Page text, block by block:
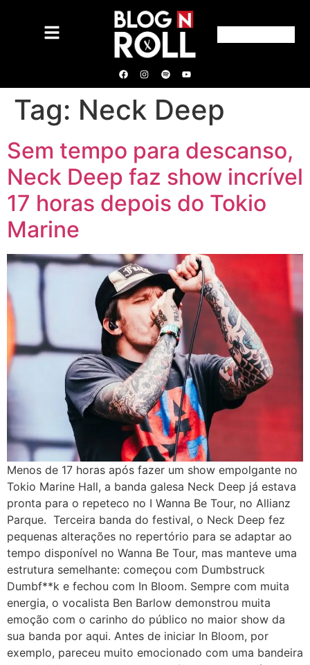
Tag: Neck Deep
Sem tempo para descanso,
Neck Deep faz show incrível
17 horas depois do Tokio
Marine
Menos de 17 horas após fazer um show empolgante no
Tokio Marine Hall, a banda galesa Neck Deep já estava
pronta para o repeteco no I Wanna Be Tour, no Allianz
Parque. Terceira banda do festival, o Neck Deep fez
pequenas alterações no repertório para se adaptar ao
tempo disponível no Wanna Be Tour, mas manteve uma
estrutura semelhante: começou com Dumbstruck
Dumbf**k e fechou com In Bloom. Sempre com muita
energia, o vocalista Ben Barlow demonstrou muita
emoção com o carinho do público no maior show da
sua banda por aqui. Antes de iniciar In Bloom, por
exemplo, pareceu muito emocionado com uma bandeira